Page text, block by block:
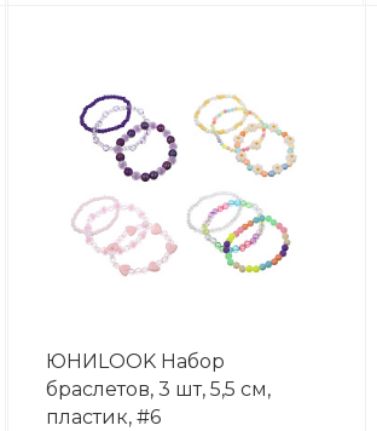
ЮНИLOOK Набор
браслетов, 3 шт, 5,5 см,
пластик, #6